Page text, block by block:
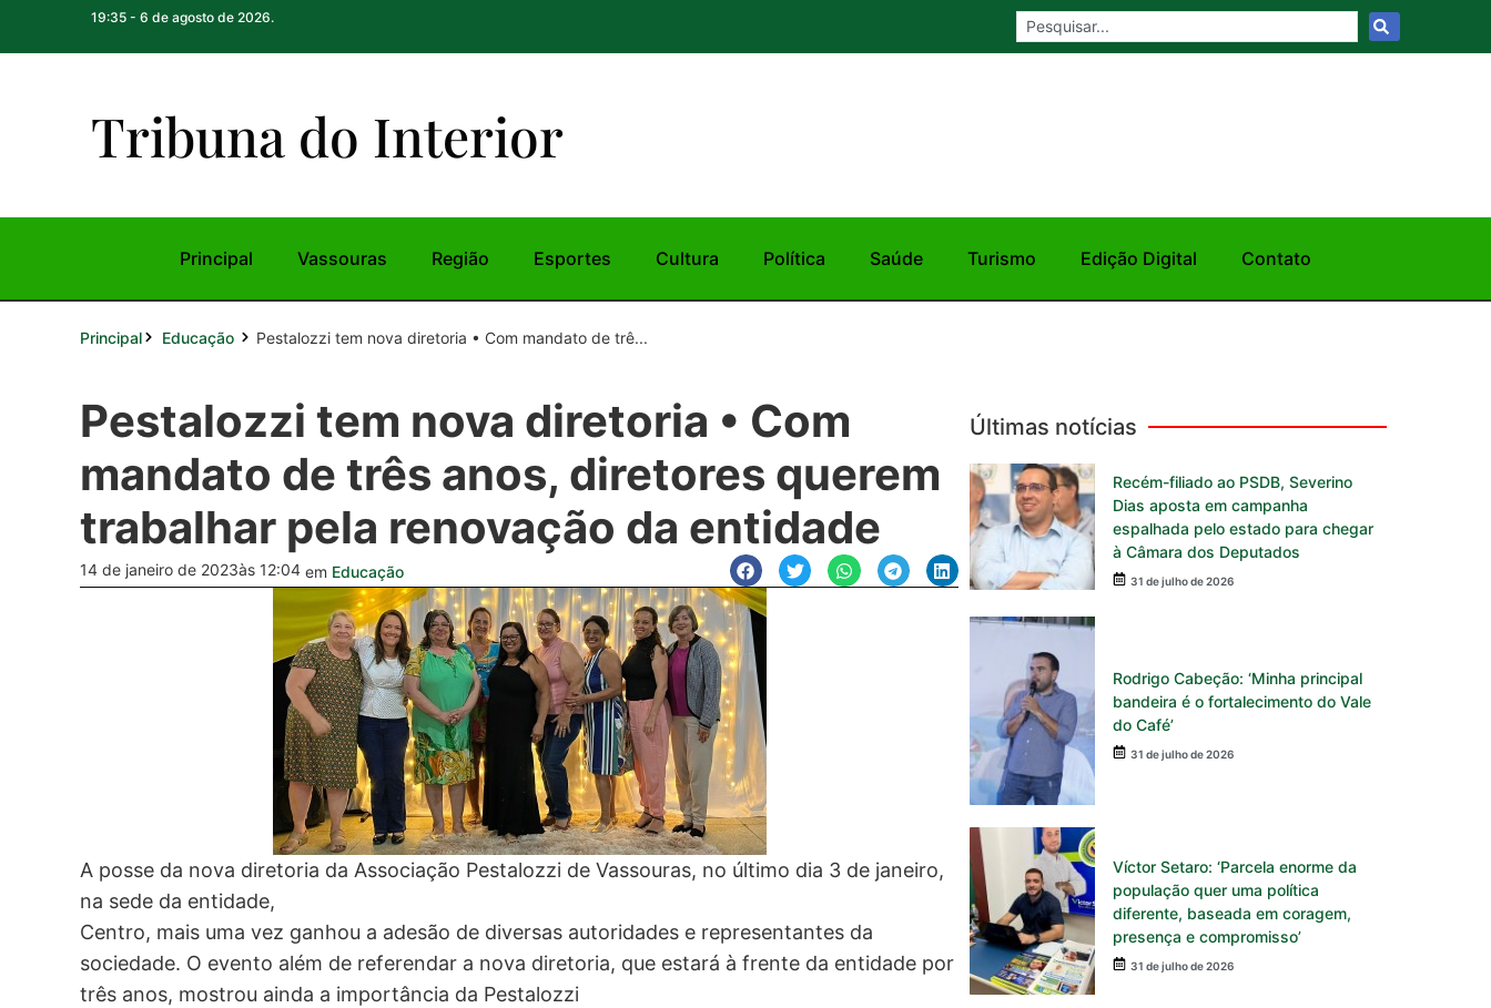
19:35 - 6 de agosto de 2026.
Tribuna do Interior
Principal Vassouras Região Esportes Cultura Política Saúde Turismo Edição Digital Contato
Principal Educação Pestalozzi tem nova diretoria • Com mandato de trê...
Pestalozzi tem nova diretoria • Com
mandato de três anos, diretores querem
trabalhar pela renovação da entidade
14 de janeiro de 2023às 12:04 em Educação
A posse da nova diretoria da Associação Pestalozzi de Vassouras, no último dia 3 de janeiro,
na sede da entidade,
Centro, mais uma vez ganhou a adesão de diversas autoridades e representantes da
sociedade. O evento além de referendar a nova diretoria, que estará à frente da entidade por
três anos, mostrou ainda a importância da Pestalozzi
Últimas notícias
Recém-filiado ao PSDB, Severino
Dias aposta em campanha
espalhada pelo estado para chegar
à Câmara dos Deputados
31 de julho de 2026
Rodrigo Cabeção: ‘Minha principal
bandeira é o fortalecimento do Vale
do Café’
31 de julho de 2026
Víctor Setaro: ‘Parcela enorme da
população quer uma política
diferente, baseada em coragem,
presença e compromisso’
31 de julho de 2026